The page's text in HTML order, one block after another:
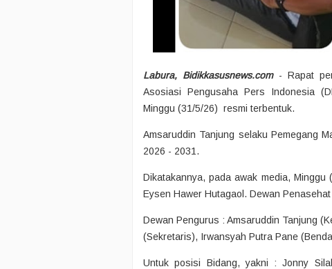
Labura, Bidikkasusnews.com- Rapat
Asosiasi Pengusaha Pers Indonesia
Minggu (31/5/26) resmi terbentuk.
Amsaruddin Tanjung selaku Pemegang
2026 - 2031.
Dikatakannya, pada awak media, Minggu
Eysen Hawer Hutagaol. Dewan
Dewan Pengurus : Amsaruddin Tanjung
(Sekretaris), Irwansyah Putra Pane
Untuk posisi Bidang, yakni : Jonny